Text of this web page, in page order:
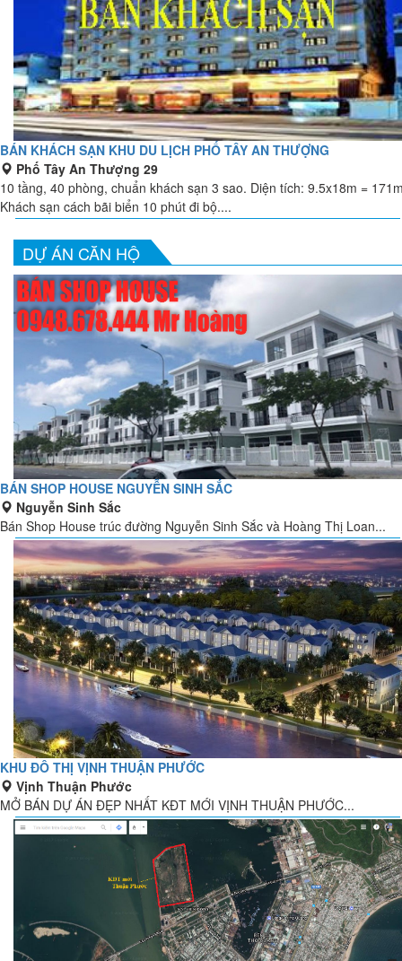
BÁN KHÁCH SẠN KHU DU LỊCH PHỐ TÂY AN THƯỢNG
Phố Tây An Thượng 29
10 tầng, 40 phòng, chuẩn khách sạn 3 sao. Diện tích: 9.5x18m =
Khách sạn cách bãi biển 10 phút đi bộ....
DỰ ÁN CĂN HỘ
BÁN SHOP HOUSE NGUYỄN SINH SẮC
Nguyễn Sinh Sắc
Bán Shop House trúc đường Nguyễn Sinh Sắc và Hoàng Thị Loan...
KHU ĐÔ THỊ VỊNH THUẬN PHƯỚC
Vịnh Thuận Phước
MỞ BÁN DỰ ÁN ĐẸP NHẤT KĐT MỚI VỊNH THUẬN PHƯỚC...